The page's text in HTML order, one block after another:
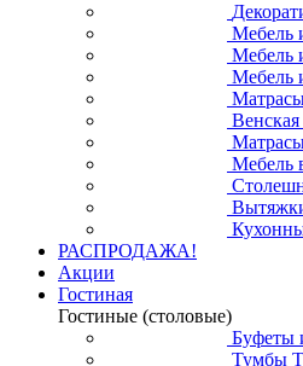
Мебель
Мебель
Мебель
Венская
Мебель
РАСПРОДАЖА!
Акции
Гостиная
Гостиные (столовые)
Буфеты
Тумбы